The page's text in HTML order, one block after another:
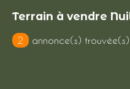
Terrain à vendre
2 annonce(s)
Type
d'offre